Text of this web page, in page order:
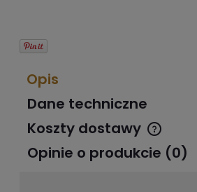
Opis
Dane techniczne
Koszty dostawy
Cena nie zawiera ewentualnych
Opinie o produkcie (0)